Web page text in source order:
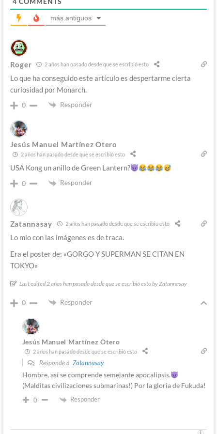
más antiguos
Roger 2 años han pasado desde que se escribió esto
Lo que ha conseguido este artículo es despertarme cierta
curiosidad por Monarch.
0 Responder
Jesús Manuel Martínez Otero
2 años han pasado desde que se escribió esto
USA Kong un anillo de Green Lantern?
0 Responder
Zatannasay 2 años han pasado desde que se escribió esto
Lo mío con las imágenes es de traca.
Era el poster de: «GORGO Y SUPERMAN SE CITAN EN
TOKYO»
Last edited 2 años han pasado desde que se escribió esto by Zatannasay
0 Responder
Jesús Manuel Martínez Otero
2 años han pasado desde que se escribió esto
Responde a Zatannasay
Hombre, así se comprende semejante apocalipsis.
(Malditas civilizaciones submarinas!) Por la gloria de Fukuda!
0 Responder